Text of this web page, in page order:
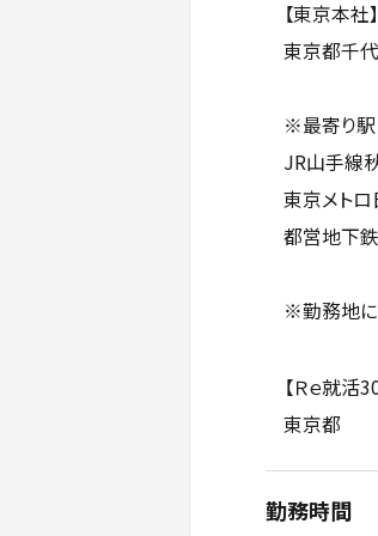
【東京本社】
東京都千
※最寄り駅
JR山手線
東京メト
都営地下
※勤務地に
【Ｒｅ就活
東京都
勤務時間